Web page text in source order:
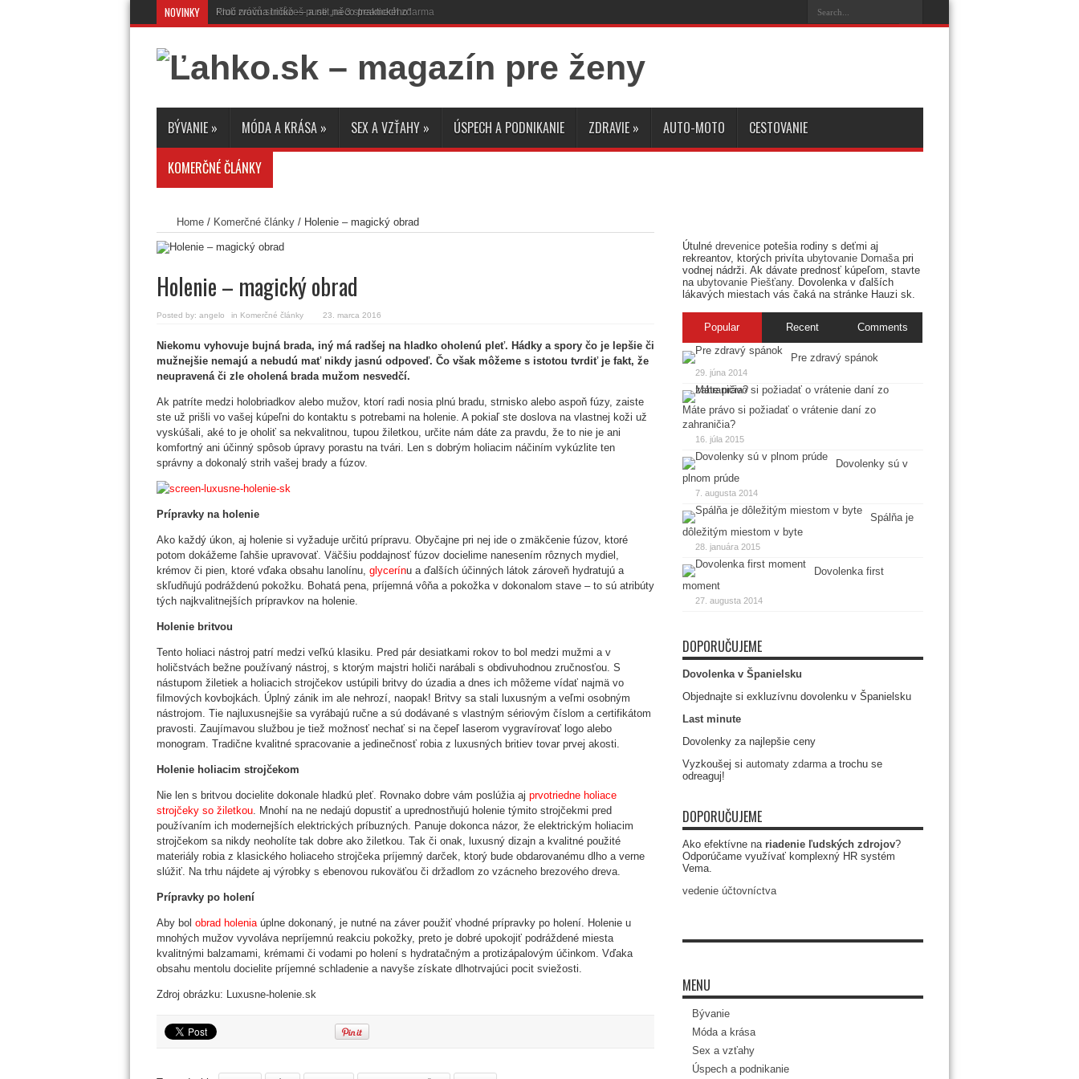
NOVINKY Proč zrovna tričko — a ne „něco praktického“
BÝVANIE » MÓDA A KRÁSA » SEX A VZŤAHY » ÚSPECH A PODNIKANIE ZDRAVIE » AUTO-MOTO CESTOVANIE
KOMERČNÉ ČLÁNKY
Home/ Komerčné články/ Holenie – magický obrad
Holenie – magický obrad
Posted by: angelo in Komerčné články 23. marca 2016
Niekomu vyhovuje bujná brada, iný má radšej na hladko oholenú pleť. Hádky a spory čo je lepšie či
mužnejšie nemajú a nebudú mať nikdy jasnú odpoveď. Čo však môžeme s istotou tvrdiť je fakt, že
neupravená či zle oholená brada mužom nesvedčí.
Ak patríte medzi holobriadkov alebo mužov, ktorí radi nosia plnú bradu, strnisko alebo aspoň fúzy, zaiste
ste už prišli vo vašej kúpeľni do kontaktu s potrebami na holenie. A pokiaľ ste doslova na vlastnej koži už
vyskúšali, aké to je oholiť sa nekvalitnou, tupou žiletkou, určite nám dáte za pravdu, že to nie je ani
komfortný ani účinný spôsob úpravy porastu na tvári. Len s dobrým holiacim náčiním vykúzlite ten
správny a dokonalý strih vašej brady a fúzov.
Prípravky na holenie
Ako každý úkon, aj holenie si vyžaduje určitú prípravu. Obyčajne pri nej ide o zmäkčenie fúzov, ktoré
potom dokážeme ľahšie upravovať. Väčšiu poddajnosť fúzov docielime nanesením rôznych mydiel,
krémov či pien, ktoré vďaka obsahu lanolínu, glycerínu a ďalších účinných látok zároveň hydratujú a
skľudňujú podráždenú pokožku. Bohatá pena, príjemná vôňa a pokožka v dokonalom stave – to sú atribúty
tých najkvalitnejších prípravkov na holenie.
Holenie britvou
Tento holiaci nástroj patrí medzi veľkú klasiku. Pred pár desiatkami rokov to bol medzi mužmi a v
holičstvách bežne používaný nástroj, s ktorým majstri holiči narábali s obdivuhodnou zručnosťou. S
nástupom žiletiek a holiacich strojčekov ustúpili britvy do úzadia a dnes ich môžeme vídať najmä vo
filmových kovbojkách. Úplný zánik im ale nehrozí, naopak! Britvy sa stali luxusným a veľmi osobným
nástrojom. Tie najluxusnejšie sa vyrábajú ručne a sú dodávané s vlastným sériovým číslom a certifikátom
pravosti. Zaujímavou službou je tiež možnosť nechať si na čepeľ laserom vygravírovať logo alebo
monogram. Tradične kvalitné spracovanie a jedinečnosť robia z luxusných britiev tovar prvej akosti.
Holenie holiacim strojčekom
Nie len s britvou docielite dokonale hladkú pleť. Rovnako dobre vám poslúžia aj prvotriedne holiace
strojčeky so žiletkou. Mnohí na ne nedajú dopustiť a uprednostňujú holenie týmito strojčekmi pred
používaním ich modernejších elektrických príbuzných. Panuje dokonca názor, že elektrickým holiacim
strojčekom sa nikdy neoholíte tak dobre ako žiletkou. Tak či onak, luxusný dizajn a kvalitné použité
materiály robia z klasického holiaceho strojčeka príjemný darček, ktorý bude obdarovanému dlho a verne
slúžiť. Na trhu nájdete aj výrobky s ebenovou rukoväťou či držadlom zo vzácneho brezového dreva.
Prípravky po holení
Aby bol obrad holeniaúplne dokonaný, je nutné na záver použiť vhodné prípravky po holení. Holenie u
mnohých mužov vyvoláva nepríjemnú reakciu pokožky, preto je dobré upokojiť podráždené miesta
kvalitnými balzamami, krémami či vodami po holení s hydratačným a protizápalovým účinkom. Vďaka
obsahu mentolu docielite príjemné schladenie a navyše získate dlhotrvajúci pocit sviežosti.
Zdroj obrázku: Luxusne-holenie.sk
Útulné drevenicepotešia rodiny s deťmi aj
rekreantov, ktorých privíta ubytovanie Domašapri
vodnej nádrži. Ak dávate prednosť kúpeľom, stavte
na ubytovanie Piešťany. Dovolenka v ďalších
lákavých miestach vás čaká na stránke Hauzi sk.
Popular Recent Comments
Pre zdravý spánok
29. júna 2014
Máte právo si požiadať o vrátenie daní zo
zahraničia?
16. júla 2015
Dovolenky sú v
plnom prúde
7. augusta 2014
Spálňa je
dôležitým miestom v byte
28. januára 2015
Dovolenka first
moment
27. augusta 2014
DOPORUČUJEME
Dovolenka v Španielsku
Objednajte si exkluzívnu dovolenku v Španielsku
Last minute
Dovolenky za najlepšie ceny
Vyzkoušej si automaty zdarmaa trochu se
odreaguj!
DOPORUČUJEME
Ako efektívne na riadenie ľudských zdrojov?
Odporúčame využívať komplexný HR systém
Vema.
vedenie účtovníctva
MENU
Bývanie
Móda a krása
Sex a vzťahy
Úspech a podnikanie